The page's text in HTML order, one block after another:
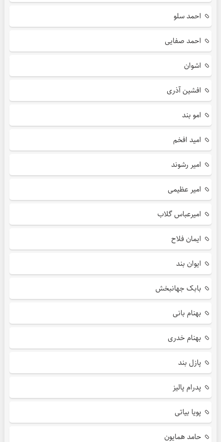
احمد سلو
احمد صفایی
اشوان
افشین آذری
امو بند
امید افخم
امیر رشوند
امیر عظیمی
امیرعباس گلاب
ایمان فلاح
ایوان بند
بابک جهانبخش
بهنام بانی
بهنام خدری
پازل بند
پدرام پالیز
پویا بیاتی
حامد همایون